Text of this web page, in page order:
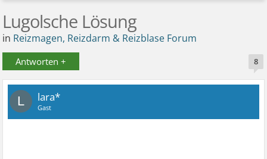
Lugolsche Lösung
in Reizmagen, Reizdarm & Reizblase Forum
Antworten + 8
L lara*
Gast